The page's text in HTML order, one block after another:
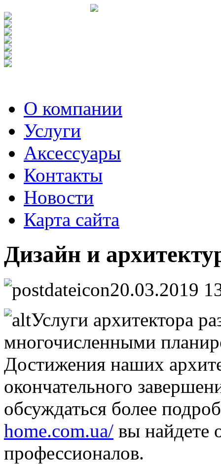
О компании
Услуги
Аксесcуары
Контакты
Новости
Карта сайта
Дизайн и
20.03.2019
Услуги архитектора
многочисленными
Достижения наших
окончательного
обсуждаться более
home.com.ua/ вы найдете
профессионалов.